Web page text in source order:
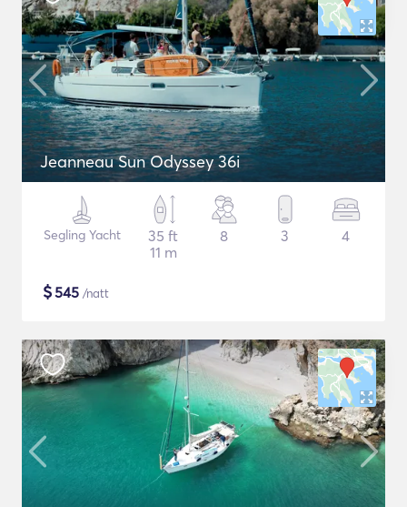
Jeanneau Sun Odyssey 36i
Segling Yacht
35 ft
11 m
8 3 4
$545 /natt